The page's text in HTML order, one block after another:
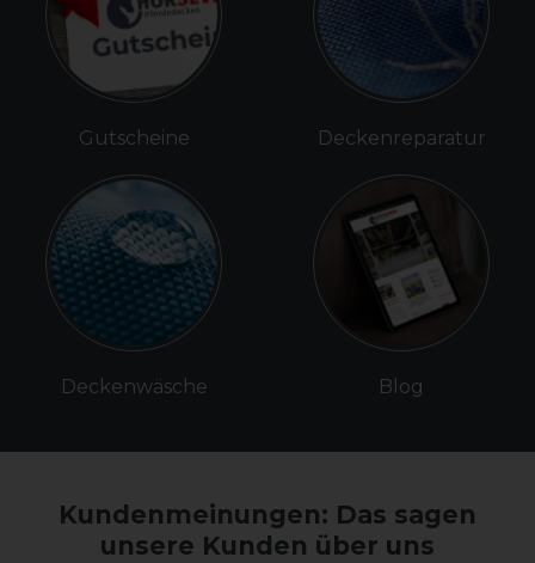
Gutscheine
Deckenwäsche
Deckenreparatur
Blog
Kundenmeinungen: Das sagen
unsere Kunden über uns